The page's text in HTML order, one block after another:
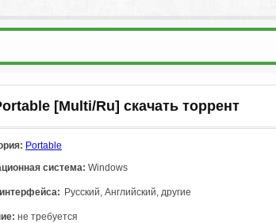
[Multi/Ru] скачать торрент
Portable
система: Windows
Русский, Английский, другие
не требуется